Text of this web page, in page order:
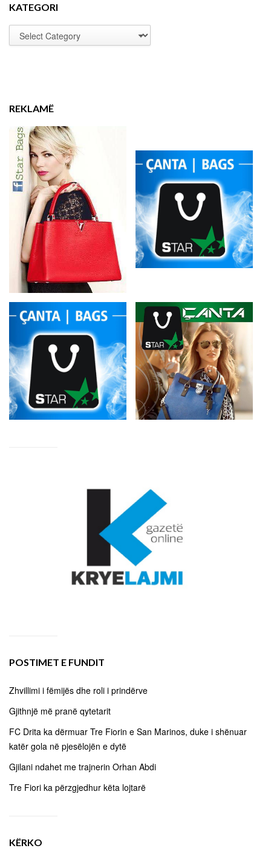
KATEGORI
REKLAMË
POSTIMET E FUNDIT
Zhvillimi i fëmijës dhe roli i prindërve
Gjithnjë më pranë qytetarit
FC Drita ka dërmuar Tre Fiorin e San Marinos, duke i shënuar
katër gola në pjesëlojën e dytë
Gjilani ndahet me trajnerin Orhan Abdi
Tre Fiori ka përzgjedhur këta lojtarë
KËRKO